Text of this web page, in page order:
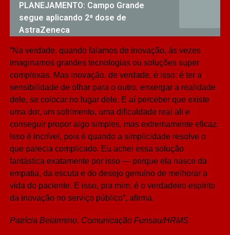
PLANEJAMENTO: Campo Grande
segue aplicando 2ª dose de
AstraZeneca
“Na verdade, quando falamos de inovação, às vezes
imaginamos grandes tecnologias ou soluções super
complexas. Mas inovação, de verdade, é isso: é ter a
sensibilidade de olhar para o outro, enxergar a realidade
dele, se colocar no lugar dele. E aí perceber que existe
uma dor, um sofrimento, uma dificuldade real ali e
conseguir propor algo simples, mas extremamente eficaz.
Isso é incrível, pois é quando a simplicidade resolve o
que parecia complicado. Eu achei essa solução
fantástica exatamente por isso — porque ela nasce da
empatia, da escuta e do desejo genuíno de melhorar a
vida do paciente. E isso, pra mim, é o verdadeiro espírito
da inovação no serviço público”, afirma.
Patrícia Belarmino, Comunicação Funsau/HRMS